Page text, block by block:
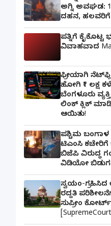
ಅಗ್ನಿ ಅವಘಡ:
ದಹನ,
ಪತ್ನಿಗೆ ಕೈಕೊಟ್ಟ
ವಿವಾಹವಾದ
ಫ್ರೀಯಾಗಿ
ಹೋಗಿ ₹1 ಲಕ್ಷ
ಬೆಂಗಳೂರು
ಲಿಂಕ್ ಕ್ಲಿಕ್
ಆಯಿತು!
ಪಶ್ಚಿಮ ಬಂಗಾಳ
ಟಿಎಂಸಿ ಕಚೇರಿಗೆ
ಬಿಜೆಪಿ ವಿರುದ್ಧ
ವಿಡಿಯೋ ಬಿಡುಗಡೆ
ಸ್ವಯಂ-ಗ್ರಹಿಸಿದ
ರದ್ದತಿ
ಸುಪ್ರೀಂ
[SupremeCourt]